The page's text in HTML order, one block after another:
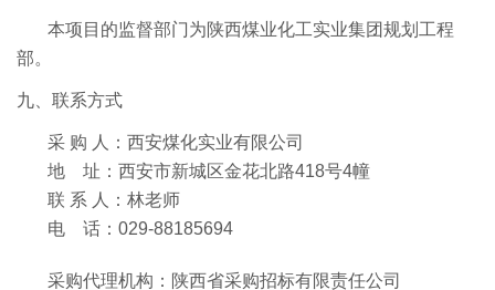
本项目的监督部门为陕西煤业化工实业集团规划工程
部。
九、 联系方式
采 购 人：西安煤化实业有限公司
地
址：西安市新城区金花北路418号4幢
联 系 人：林老师
电
话： 029-88185694
采购代理机构：陕西省采购招标有限责任公司